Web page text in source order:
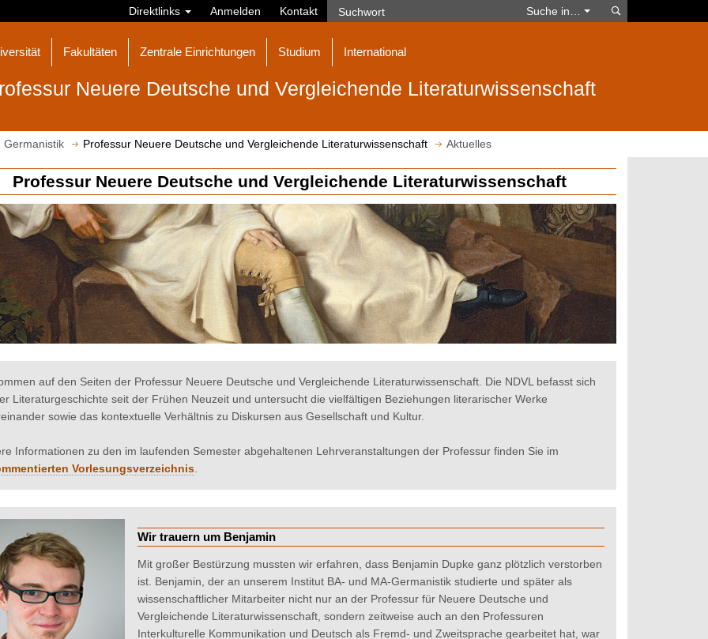
Direktlinks Anmelden Kontakt Suche in…
Fakultäten Zentrale Einrichtungen Studium International
Neuere Deutsche und Vergleichende Literaturwissenschaft
Germanistik Professur Neuere Deutsche und Vergleichende Literaturwissenschaft Aktuelles
Professur Neuere Deutsche und Vergleichende Literaturwissenschaft
auf den Seiten der Professur Neuere Deutsche und Vergleichende Literaturwissenschaft. Die NDVL befasst sich
Literaturgeschichte seit der Frühen Neuzeit und untersucht die vielfältigen Beziehungen literarischer Werke
sowie das kontextuelle Verhältnis zu Diskursen aus Gesellschaft und Kultur.
Informationen zu den im laufenden Semester abgehaltenen Lehrveranstaltungen der Professur finden Sie im
Vorlesungsverzeichnis.
Wir trauern um Benjamin
Mit großer Bestürzung mussten wir erfahren, dass Benjamin Dupke ganz plötzlich verstorben
ist. Benjamin, der an unserem Institut BA- und MA-Germanistik studierte und später als
wissenschaftlicher Mitarbeiter nicht nur an der Professur für Neuere Deutsche und
Vergleichende Literaturwissenschaft, sondern zeitweise auch an den Professuren
Interkulturelle Kommunikation und Deutsch als Fremd- und Zweitsprache gearbeitet hat, war